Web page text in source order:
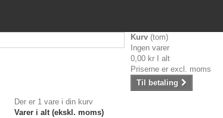
Kurv (tom)
Ingen varer
0,00 kr
I alt
Priserne er excl. moms
Til betaling
Der er 1 vare i din kurv
Varer i alt (ekskl. moms)